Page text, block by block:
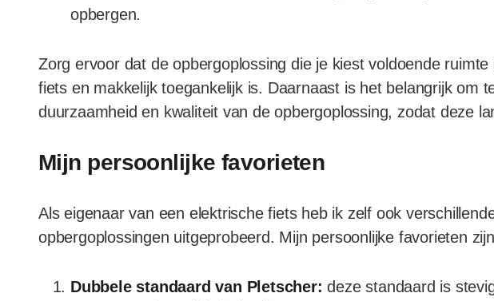
opbergen.
Zorg ervoor dat de opbergoplossing die je kiest voldoende
fiets en makkelijk toegankelijk is. Daarnaast is het belangrijk om
duurzaamheid en kwaliteit van de opbergoplossing, zodat deze
Mijn persoonlijke favorieten
Als eigenaar van een elektrische fiets heb ik zelf ook
opbergoplossingen uitgeprobeerd. Mijn persoonlijke favorieten
Dubbele standaard van Pletscher: deze standaard is